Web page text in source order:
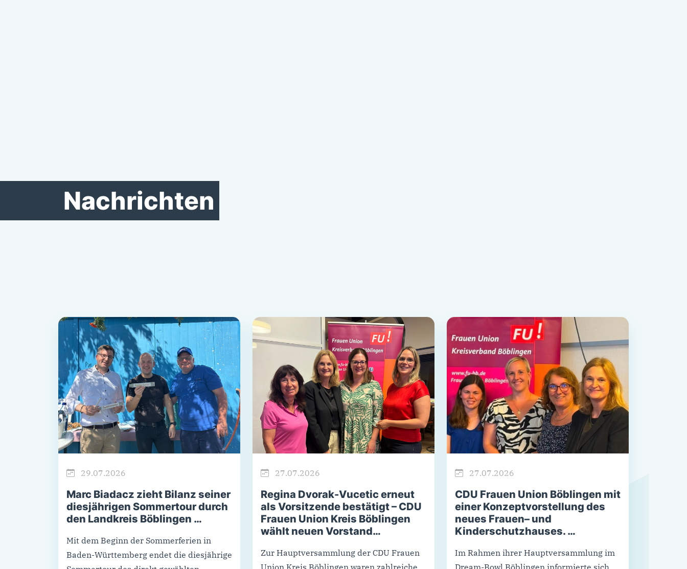
Nachrichten
29.07.2026
Marc Biadacz zieht Bilanz seiner
diesjährigen Sommertour durch
den Landkreis Böblingen …
Mit dem Beginn der Sommerferien in
Baden-Württemberg endet die diesjährige
27.07.2026
Regina Dvorak-Vucetic erneut
als Vorsitzende bestätigt – CDU
Frauen Union Kreis Böblingen
wählt neuen Vorstand…
Zur Hauptversammlung der CDU Frauen
Union Kreis Böblingen waren zahlreiche
27.07.2026
CDU Frauen Union Böblingen mit
einer Konzeptvorstellung des
neues Frauen– und
Kinderschutzhauses. …
Im Rahmen ihrer Hauptversammlung im
Dream-Bowl Böblingen informierte sich